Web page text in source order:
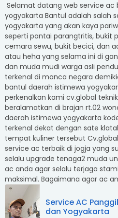
Selamat datang web service
yogyakarta Bantul adalah salah
yogyakarta yang akan kaya
seperti pantai parangtritis, bukit
cemara sewu, bukit becici, dan
atau heha yang selama ini di
dan muda mudi warga asli
terkenal di manca negara
bantul daerah istimewa
perkenalkan kami cv.global
beralamatkan di brajan rt.02
daerah istimewa yogyakarta
terkenal dekat dengan sate
tempat kuliner tersebut
service ac terbaik di jogja yang
selalu upgrade tenaga2 muda
ac anda agar selalu terjaga
maksimal. Bagaimana agar ac
Service AC
dan Yogyakarta